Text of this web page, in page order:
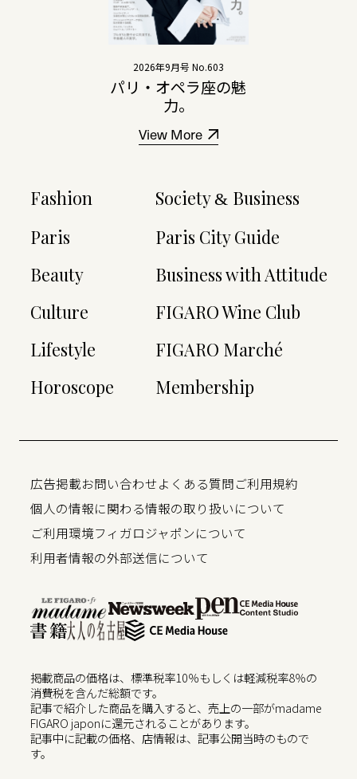
2026年9月号 No.603
パリ・オペラ座の魅
力。
View More
Fashion
Paris
Beauty
Culture
Lifestyle
Horoscope
Society& Business
Paris City Guide
Business with Attitude
FIGARO Wine Club
FIGARO Marché
Membership
広告掲載お問い合わせよくある質問ご利用規約
個人の情報に関わる情報の取り扱いについて
ご利用環境フィガロジャポンについて
利用者情報の外部送信について
掲載商品の価格は、標準税率10％もしくは軽減税率8％の
消費税を含んだ総額です。
記事で紹介した商品を購入すると、売上の一部がmadame
FIGARO japonに還元されることがあります。
記事中に記載の価格、店情報は、記事公開当時のもので
す。